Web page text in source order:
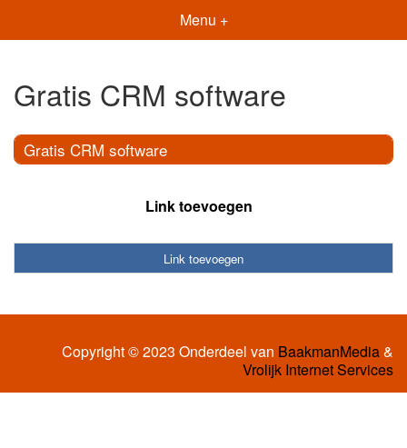
Menu +
Gratis CRM software
Gratis CRM software
Link toevoegen
Link toevoegen
Copyright © 2023 Onderdeel van BaakmanMedia&
Vrolijk Internet Services